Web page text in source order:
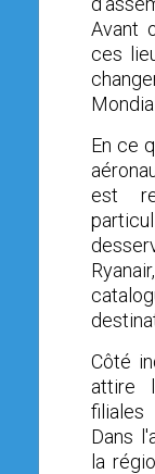
Avant
ces
En ce
est
Côté
attire
filiales
Dans
la